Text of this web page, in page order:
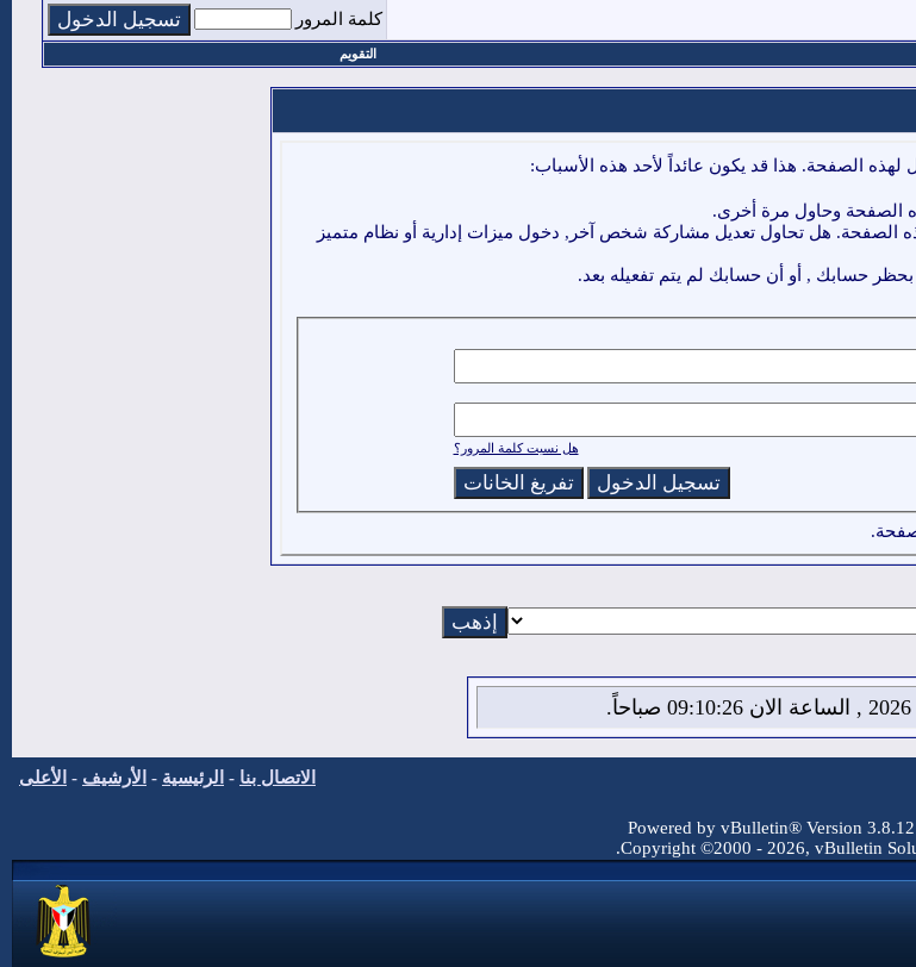
كلمة المرور
التقويم
الصفحة. هذا قد يكون عائداً لأحد هذه الأسباب:
الصفحة وحاول مرة أخرى.
الصفحة. هل تحاول تعديل مشاركة شخص آخر, دخول ميزات إدارية أو نظام متميز
بحظر حسابك , أو أن حسابك لم يتم تفعيله بعد.
هل نسيت كلمة المرور؟
الاتصال بنا - الرئيسية - الأرشيف - الأعلى
Powered by vBulletin® Version
Copyright ©2000 - 2026, vBulletin